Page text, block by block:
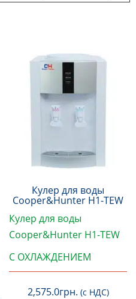
Кулер для воды
Cooper&Hunter H1-TEW
Кулер для воды
Cooper&Hunter H1-TEW
С ОХЛАЖДЕНИЕМ
2,575.0грн. (с НДС)